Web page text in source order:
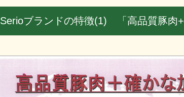
Serioブランドの特徴(1) 「高品質豚肉+